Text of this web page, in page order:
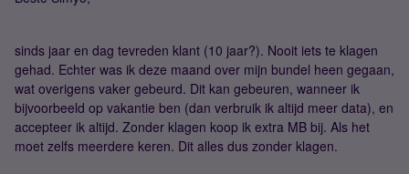
sinds jaar en dag tevreden klant (10 jaar?). Nooit iets te klagen
gehad. Echter was ik deze maand over mijn bundel heen gegaan,
wat overigens vaker gebeurd. Dit kan gebeuren, wanneer ik
bijvoorbeeld op vakantie ben (dan verbruik ik altijd meer data), en
accepteer ik altijd. Zonder klagen koop ik extra MB bij. Als het
moet zelfs meerdere keren. Dit alles dus zonder klagen.